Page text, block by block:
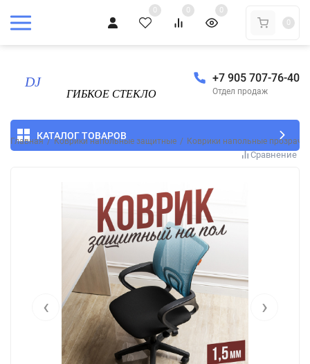
0 0
0
0
+7 905 707-76-40
Отдел продаж
КАТАЛОГ ТОВАРОВ
Главная / Коврики напольные защитные / Коврики напольные
Сравнение
‹ ›